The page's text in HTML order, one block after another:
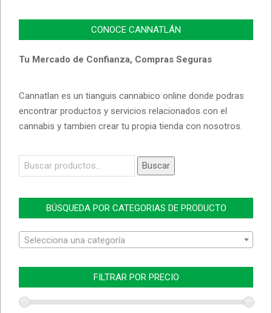
CONOCE CANNATLÁN
Tu Mercado de Confianza, Compras Seguras
Cannatlan es un tianguis cannabico online donde podras
encontrar productos y servicios relacionados con el
cannabis y tambien crear tu propia tienda con nosotros.
Buscar
por:
Buscar
BÚSQUEDA POR CATEGORIAS DE PRODUCTO
Selecciona una categoría
FILTRAR POR PRECIO